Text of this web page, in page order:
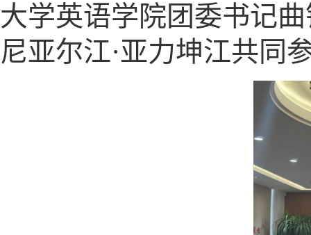
大学英语学院团委书记
尼亚尔江·亚力坤江共同